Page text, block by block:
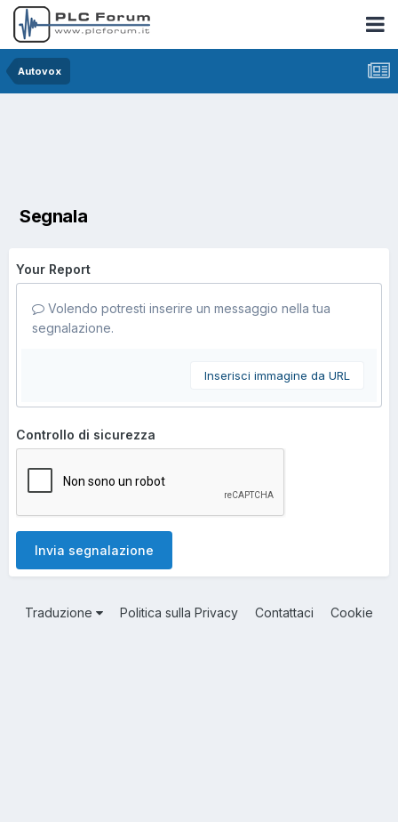
Autovox
Segnala
Your Report
Volendo potresti inserire un messaggio nella tua
segnalazione.
Inserisci immagine da URL
Controllo di sicurezza
Invia segnalazione
Traduzione Politica sulla Privacy Contattaci Cookie